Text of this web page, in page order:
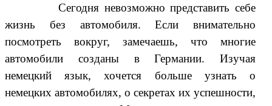
Сегодня невозможно представить себе
жизнь без автомобиля. Если внимательно
посмотреть вокруг, замечаешь, что многие
автомобили созданы в Германии. Изучая
немецкий язык, хочется больше узнать о
немецких автомобилях, о секретах их успешности,